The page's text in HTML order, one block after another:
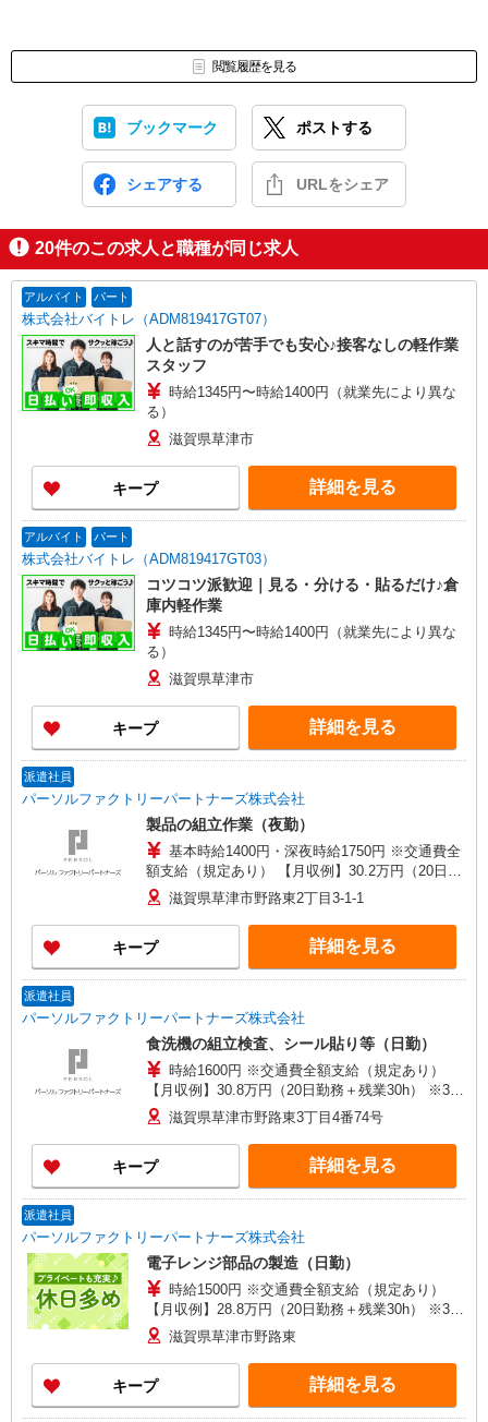
閲覧履歴を見る
ブックマーク ポストする
シェアする URLをシェア
20件のこの求人と職種が同じ求人
アルバイト パート
株式会社バイトレ（ADM819417GT07）
人と話すのが苦手でも安心♪接客なしの軽作業
スタッフ
時給1345円〜時給1400円（就業先により異な
る）
滋賀県草津市
キープ 詳細を見る
アルバイト パート
株式会社バイトレ（ADM819417GT03）
コツコツ派歓迎｜見る・分ける・貼るだけ♪倉
庫内軽作業
時給1345円〜時給1400円（就業先により異な
る）
滋賀県草津市
キープ 詳細を見る
派遣社員
パーソルファクトリーパートナーズ株式会社
製品の組立作業（夜勤）
基本時給1400円・深夜時給1750円 ※交通費全
額支給（規定あり） 【月収例】30.2万円（20日勤
務＋残業25h＋深夜120h） ※4ヶ月目以降は基本時
給1300円となります。
滋賀県草津市野路東2丁目3-1-1
キープ 詳細を見る
派遣社員
パーソルファクトリーパートナーズ株式会社
食洗機の組立検査、シール貼り等（日勤）
時給1600円 ※交通費全額支給（規定あり）
【月収例】30.8万円（20日勤務＋残業30h） ※3ヶ
月目以降は時給1400円となります。
滋賀県草津市野路東3丁目4番74号
キープ 詳細を見る
派遣社員
パーソルファクトリーパートナーズ株式会社
電子レンジ部品の製造（日勤）
時給1500円 ※交通費全額支給（規定あり）
【月収例】28.8万円（20日勤務＋残業30h） ※3ヶ
月目以降は時給1300円となります。
滋賀県草津市野路東
キープ 詳細を見る